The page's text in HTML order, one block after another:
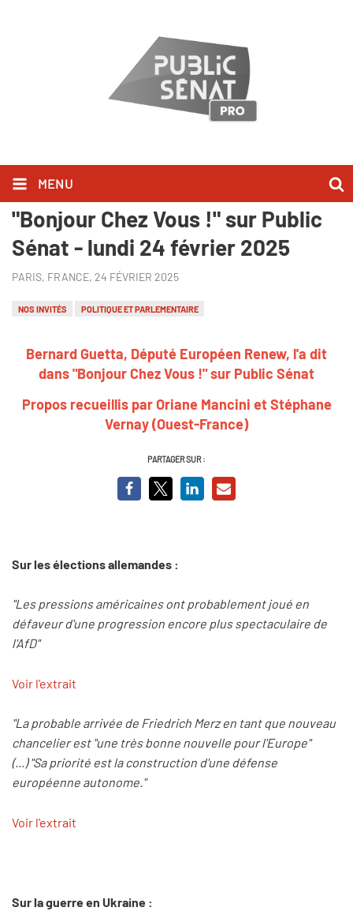
MENU
Bernard Guetta l'a dit dans
"Bonjour Chez Vous !" sur Public
Sénat - lundi 24 février 2025
PARIS, FRANCE, 24 FÉVRIER 2025
NOS INVITÉS POLITIQUE ET PARLEMENTAIRE
Bernard Guetta, Député Européen Renew, l'a dit
dans "Bonjour Chez Vous !" sur Public Sénat
Propos recueillis par Oriane Mancini et Stéphane
Vernay (Ouest-France)
PARTAGER SUR :
Sur les élections allemandes :
"Les pressions américaines ont probablement joué en
défaveur d'une progression encore plus spectaculaire de
l'AfD"
Voir l'extrait
"La probable arrivée de Friedrich Merz en tant que nouveau
chancelier est "une très bonne nouvelle pour l'Europe"
(...) "Sa priorité est la construction d'une défense
européenne autonome."
Voir l'extrait
Sur la guerre en Ukraine :